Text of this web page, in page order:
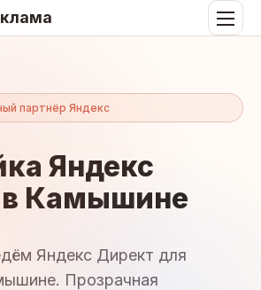
партнёр Яндекс
Яндекс
Камышине
Яндекс Директ для
Прозрачная